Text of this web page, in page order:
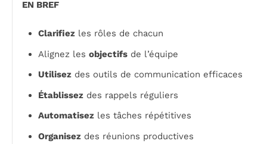
EN BREF
Clarifiez les rôles de chacun
Alignez les objectifs de l’équipe
Utilisez des outils de communication efficaces
Établissez des rappels réguliers
Automatisez les tâches répétitives
Organisez des réunions productives